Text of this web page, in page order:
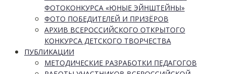
ФОТОКОНКУРСА «ЮНЫЕ ЭЙНШТЕЙНЫ»
ФОТО ПОБЕДИТЕЛЕЙ И ПРИЗЁРОВ
АРХИВ ВСЕРОССИЙСКОГО ОТКРЫТОГО
КОНКУРСА ДЕТСКОГО ТВОРЧЕСТВА
ПУБЛИКАЦИИ
МЕТОДИЧЕСКИЕ РАЗРАБОТКИ ПЕДАГОГОВ